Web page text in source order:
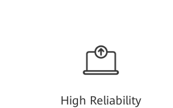
High Reliability